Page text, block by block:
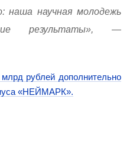
наша научная молодежь
результаты», —
млрд рублей дополнительно
«НЕЙМАРК».